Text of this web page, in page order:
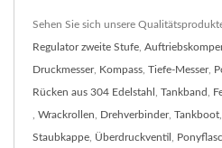
Sehen Sie sich unsere
Regulator zweite Stufe
Druckmesser, Kompass Tiefe-Messer,
Rücken aus 304 Edelstahl Tankband
Wrackrollen Drehverbinder, Tankboot
Staubkappe Überdruckventil